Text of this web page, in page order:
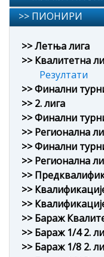
>> ПИОНИРИ
>> Летња лига
>> Квалитетна
Резултати
>> Финални
>> 2. лига
>> Финални
>> Регионална
>> Финални
>> Регионална
>>
>>
>>
>> Бараж
>> Бараж 1/4 2.
>> Бараж 1/8 2.